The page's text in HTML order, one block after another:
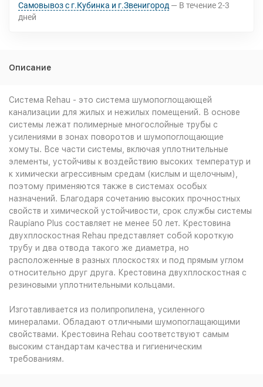
Самовывоз с г.Кубинка и г.Звенигород В течение2-3
дней
Описание
Система Rehau - это система шумопоглощающей
канализации для жилых и нежилых помещений. В основе
системы лежат полимерные многослойные трубы с
усилениями в зонах поворотов и шумопоглощающие
хомуты. Все части системы, включая уплотнительные
элементы, устойчивы к воздействию высоких температур и
к химически агрессивным средам (кислым и щелочным),
поэтому применяются также в системах особых
назначений. Благодаря сочетанию высоких прочностных
свойств и химической устойчивости, срок службы системы
Raupiano Plus составляет не менее 50 лет. Крестовина
двухплоскостная Rehau представляет собой короткую
трубу и два отвода такого же диаметра, но
расположенные в разных плоскостях и под прямым углом
относительно друг друга. Крестовина двухплоскостная с
резиновыми уплотнительными кольцами.
Изготавливается из полипропилена, усиленного
минералами. Обладают отличными шумопоглащающими
свойствами. Крестовина Rehau соответствуют самым
высоким стандартам качества и гигиеническим
требованиям.